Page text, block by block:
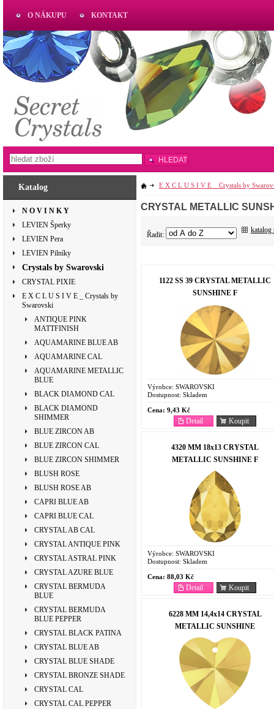
Katalog
N O V I N K Y
LEVIEN Šperky
LEVIEN Pera
LEVIEN Pilníky
Crystals by Swarovski
CRYSTAL PIXIE
E X C L U S I V E _ Crystals by
Swarovski
ANTIQUE PINK
MATTFINISH
AQUAMARINE BLUE AB
AQUAMARINE CAL
AQUAMARINE METALLIC
BLUE
BLACK DIAMOND CAL
BLACK DIAMOND
SHIMMER
BLUE ZIRCON AB
BLUE ZIRCON CAL
BLUE ZIRCON SHIMMER
BLUSH ROSE
BLUSH ROSE AB
CAPRI BLUE AB
CAPRI BLUE CAL
CRYSTAL AB CAL
CRYSTAL ANTIQUE PINK
CRYSTAL ASTRAL PINK
CRYSTAL AZURE BLUE
CRYSTAL BERMUDA
BLUE
CRYSTAL BERMUDA
BLUE PEPPER
CRYSTAL BLACK PATINA
CRYSTAL BLUE AB
CRYSTAL BLUE SHADE
CRYSTAL BRONZE SHADE
CRYSTAL CAL
CRYSTAL CAL PEPPER
E X C L U S I V E _ Crystals by
CRYSTAL METALLIC
Řadit:
katalog
1122 SS 39 CRYSTAL METALLIC
SUNSHINE F
Výrobce: SWAROVSKI
Dostupnost: Skladem
Cena: 9,43 Kč
Koupit
Detail
4320 MM 18x13 CRYSTAL
METALLIC SUNSHINE F
Výrobce: SWAROVSKI
Dostupnost: Skladem
Cena: 88,03 Kč
Koupit
Detail
6228 MM 14,4x14 CRYSTAL
METALLIC SUNSHINE
O NÁKUPU KONTAKT
AKTUAL
www.aktual-koralky.cz
HLEDAT